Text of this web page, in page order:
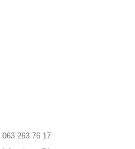
063 263 76 17